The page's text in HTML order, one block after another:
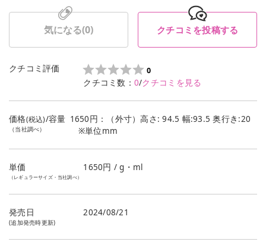
気になる(0) クチコミを投稿する
クチコミ評価 0
クチコミ数： 0/クチコミを見る
価格(税込)/容量
（当社調べ）
1650円：（外寸）高さ: 94.5 幅:93.5 奥行き:20
※単位mm
単価
（レギュラーサイズ・当社調べ）
1650円 / g・ml
発売日
(追加発売時更新)
2024/08/21